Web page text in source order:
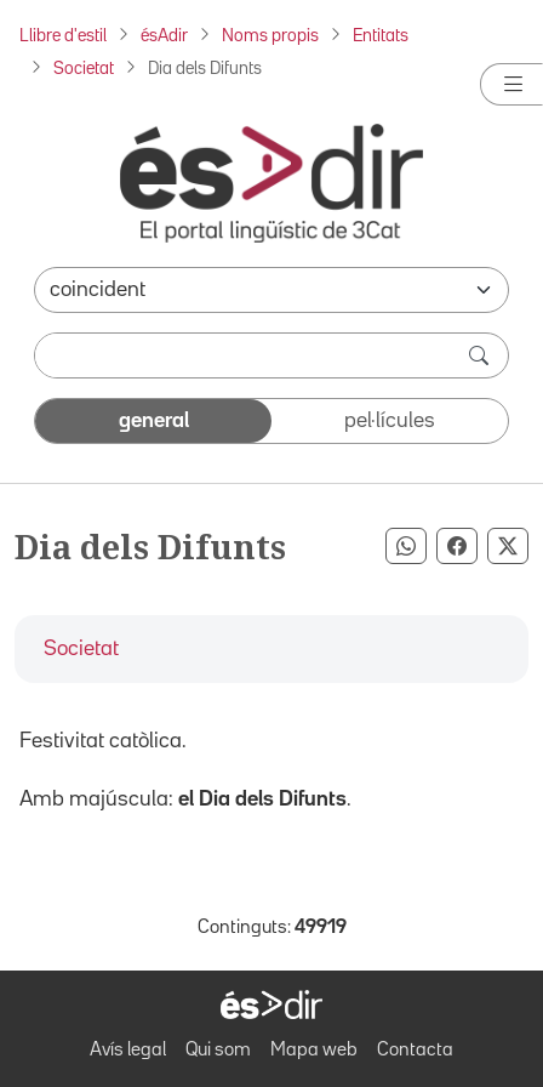
Llibre d'estil ésAdir Noms propis Entitats
Societat Dia dels Difunts
general pel·lícules
Dia dels Difunts Compartir
Societat
Festivitat catòlica.
Amb majúscula: el Dia dels Difunts.
Continguts: 49919
Avís legal Qui som Mapa web Contacta